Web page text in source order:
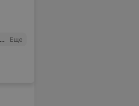
Еще